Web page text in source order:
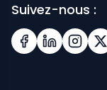
Suivez-nous :
Facebook
LinkedIn X